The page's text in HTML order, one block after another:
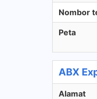
Nombor
Peta
ABX
Alamat